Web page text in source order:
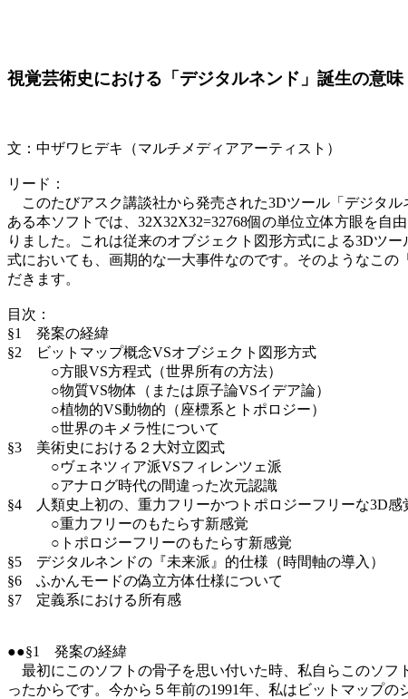
視覚芸術史における「デジタルネンド」誕生の意味
文：中ザワヒデキ（マルチメディアアーティスト）
リード：
このたびアスク講談社から発売された3Dツール「デジタ
ある本ソフトでは、32X32X32=32768個の単位立体方眼を
りました。これは従来のオブジェクト図形方式による3Dツ
式においても、画期的な一大事件なのです。そのようなこ
だきます。
目次：
§1 発案の経緯
§2 ビットマップ概念VSオブジェクト図形方式
○方眼VS方程式（世界所有の方法）
○物質VS物体（または原子論VSイデア論）
○植物的VS動物的（座標系とトポロジー）
○世界のキメラ性について
§3 美術史における２大対立図式
○ヴェネツィア派VSフィレンツェ派
○アナログ時代の間違った次元認識
§4 人類史上初の、重力フリーかつトポロジーフリーな3D感
○重力フリーのもたらす新感覚
○トポロジーフリーのもたらす新感覚
§5 デジタルネンドの『未来派』的仕様（時間軸の導入）
§6 ふかんモードの偽立方体仕様について
§7 定義系における所有感
●●§1 発案の経緯
最初にこのソフトの骨子を思い付いた時、私自らこのソフ
ったからです。今から５年前の1991年、私はビットマップ